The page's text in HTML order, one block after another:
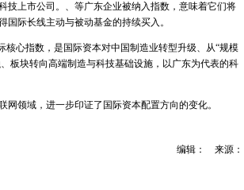
技上市公司。、等广东企业被纳入指数，意味着它们将
际长线主动与被动基金的持续买入。
心指数，是国际资本对中国制造业转型升级、从“规模
板块转向高端制造与科技基础设施，以广东为代表的科
领域，进一步印证了国际资本配置方向的变化。
编辑： 来源：